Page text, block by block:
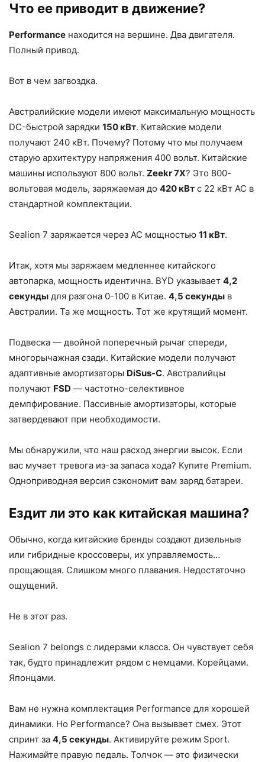
Что ее приводит в движение?
Performance находится на вершине. Два двигателя.
Полный привод.
Вот в чем загвоздка.
Австралийские модели имеют максимальную мощность
DC-быстрой зарядки 150 кВт. Китайские модели
получают 240 кВт. Почему? Потому что мы получаем
старую архитектуру напряжения 400 вольт. Китайские
машины используют 800 вольт. Zeekr 7X? Это 800-
вольтовая модель, заряжаемая до 420 кВт с 22 кВт AC в
стандартной комплектации.
Sealion 7 заряжается через AC мощностью 11 кВт.
Итак, хотя мы заряжаем медленнее китайского
автопарка, мощность идентична. BYD указывает 4,2
секунды для разгона 0-100 в Китае. 4,5 секунды в
Австралии. Та же мощность. Тот же крутящий момент.
Подвеска — двойной поперечный рычаг спереди,
многорычажная сзади. Китайские модели получают
адаптивные амортизаторы DiSus-C. Австралийцы
получают FSD — частотно-селективное
демпфирование. Пассивные амортизаторы, которые
затвердевают при необходимости.
Мы обнаружили, что наш расход энергии высок. Если
вас мучает тревога из-за запаса хода? Купите Premium.
Одноприводная версия сэкономит вам заряд батареи.
Ездит ли это как китайская машина?
Обычно, когда китайские бренды создают дизельные
или гибридные кроссоверы, их управляемость…
прощающая. Слишком много плавания. Недостаточно
ощущений.
Не в этот раз.
Sealion 7 belongs с лидерами класса. Он чувствует себя
так, будто принадлежит рядом с немцами. Корейцами.
Японцами.
Вам не нужна комплектация Performance для хорошей
динамики. Но Performance? Она вызывает смех. Этот
спринт за 4,5 секунды. Активируйте режим Sport.
Нажимайте правую педаль. Толчок — это физически